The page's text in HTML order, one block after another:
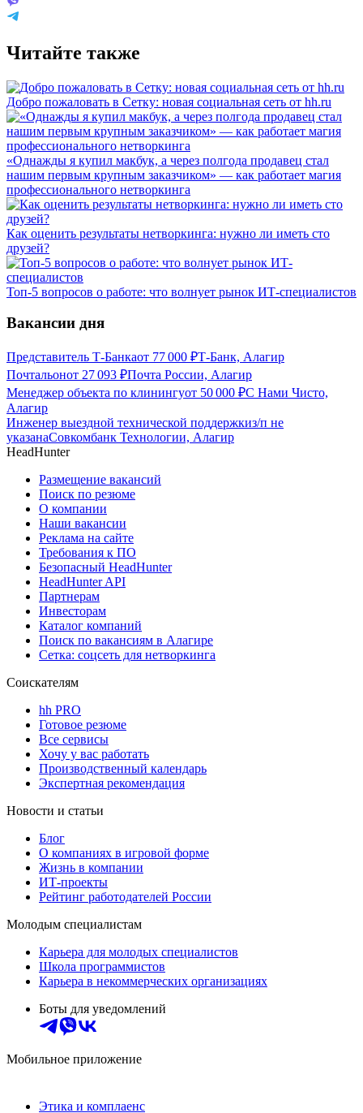
Читайте также
Добро пожаловать в Сетку: новая социальная сеть от hh.ru
«Однажды я купил макбук, а через полгода продавец стал
нашим первым крупным заказчиком» — как работает магия
профессионального нетворкинга
Как оценить результаты нетворкинга: нужно ли иметь сто
друзей?
Топ-5 вопросов о работе: что волнует рынок ИТ-специалистов
Вакансии дня
Представитель Т-Банкаот 77 000 ₽Т-Банк, Алагир
Почтальонот 27 093 ₽Почта России, Алагир
Менеджер объекта по клинингуот 50 000 ₽С Нами Чисто,
Алагир
Инженер выездной технической поддержкиз/п не
указанаСовкомбанк Технологии, Алагир
HeadHunter
Размещение вакансий
Поиск по резюме
О компании
Наши вакансии
Реклама на сайте
Требования к ПО
Безопасный HeadHunter
HeadHunter API
Партнерам
Инвесторам
Каталог компаний
Поиск по вакансиям в Алагире
Сетка: соцсеть для нетворкинга
Соискателям
hh PRO
Готовое резюме
Все сервисы
Хочу у вас работать
Производственный календарь
Экспертная рекомендация
Новости и статьи
Блог
О компаниях в игровой форме
Жизнь в компании
ИТ-проекты
Рейтинг работодателей России
Молодым специалистам
Карьера для молодых специалистов
Школа программистов
Карьера в некоммерческих организациях
Боты для уведомлений
Мобильное приложение
Этика и комплаенс